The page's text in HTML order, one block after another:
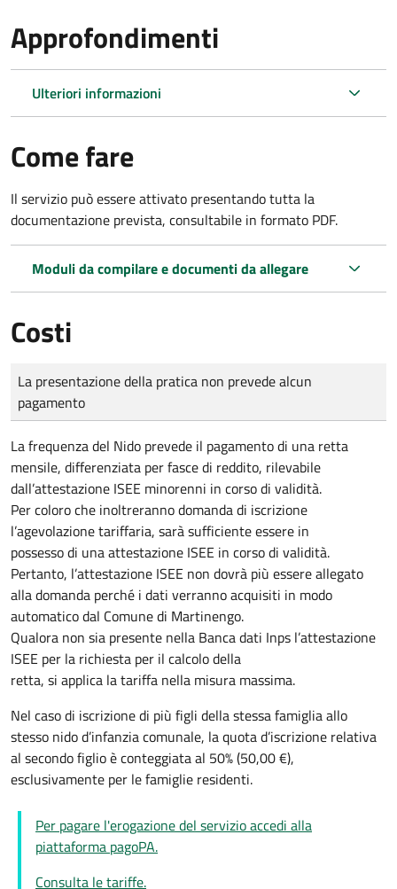
Approfondimenti
Ulteriori informazioni
Come fare
Il servizio può essere attivato presentando tutta la
documentazione prevista, consultabile in formato PDF.
Moduli da compilare e documenti da allegare
Costi
Tipo di pagamento
Importo
La presentazione della pratica non prevede alcun
pagamento
La frequenza del Nido prevede il pagamento di una retta
mensile, differenziata per fasce di reddito, rilevabile
dall’attestazione ISEE minorenni in corso di validità.
Per coloro che inoltreranno domanda di iscrizione
l’agevolazione tariffaria, sarà sufficiente essere in
possesso di una attestazione ISEE in corso di validità.
Pertanto, l’attestazione ISEE non dovrà più essere allegato
alla domanda perché i dati verranno acquisiti in modo
automatico dal Comune di Martinengo.
Qualora non sia presente nella Banca dati Inps l’attestazione
ISEE per la richiesta per il calcolo della
retta, si applica la tariffa nella misura massima.
Nel caso di iscrizione di più figli della stessa famiglia allo
stesso nido d’infanzia comunale, la quota d’iscrizione relativa
al secondo figlio è conteggiata al 50% (50,00 €),
esclusivamente per le famiglie residenti.
Per pagare l'erogazione del servizio accedi alla
piattaforma pagoPA.
Consulta le tariffe.